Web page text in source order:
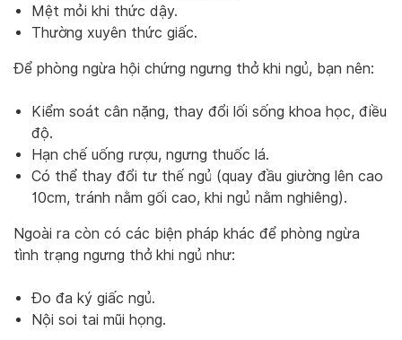
Mệt mỏi khi thức dậy.
Thường xuyên thức giấc.
Để phòng ngừa hội chứng ngưng thở khi ngủ, bạn nên:
Kiểm soát cân nặng, thay đổi lối sống khoa học, điều
độ.
Hạn chế uống rượu, ngưng thuốc lá.
Có thể thay đổi tư thế ngủ (quay đầu giường lên cao
10cm, tránh nằm gối cao, khi ngủ nằm nghiêng).
Ngoài ra còn có các biện pháp khác để phòng ngừa
tình trạng ngưng thở khi ngủ như:
Đo đa ký giấc ngủ.
Nội soi tai mũi họng.